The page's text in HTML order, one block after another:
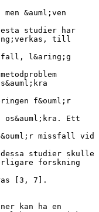
&auml;ven
studier har
till
l&aring;g
f&ouml;r
Ett
missfall vid
dessa studier skulle
forskning
[3, 7].
kan ha en